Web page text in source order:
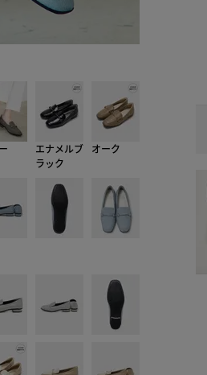
エナメルブ
ラック
オーク